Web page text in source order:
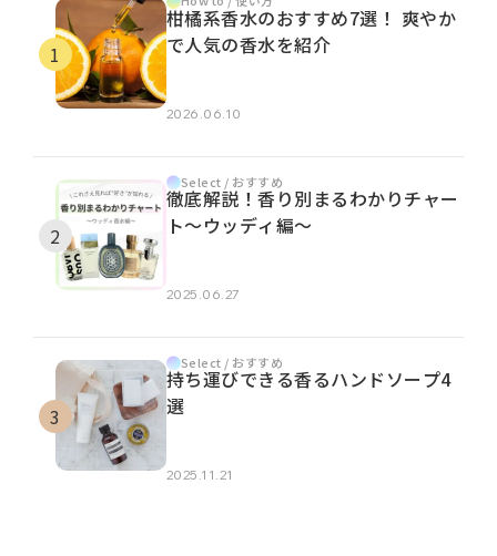
柑橘系香水のおすすめ7選！ 爽やか
で人気の香水を紹介
2026.06.10
Select / おすすめ
徹底解説！香り別まるわかりチャー
ト～ウッディ編～
2025.06.27
Select / おすすめ
持ち運びできる香るハンドソープ4
選
2025.11.21